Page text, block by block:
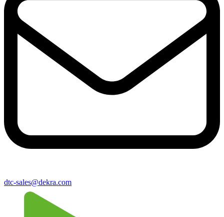
dtc-sales@​dekra​.com